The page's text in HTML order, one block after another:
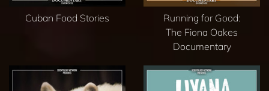
Cuban Food Stories
Running for Good:
The Fiona Oakes
Documentary